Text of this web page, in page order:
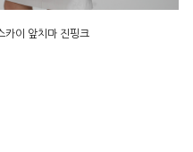
카이 앞치마 진핑크